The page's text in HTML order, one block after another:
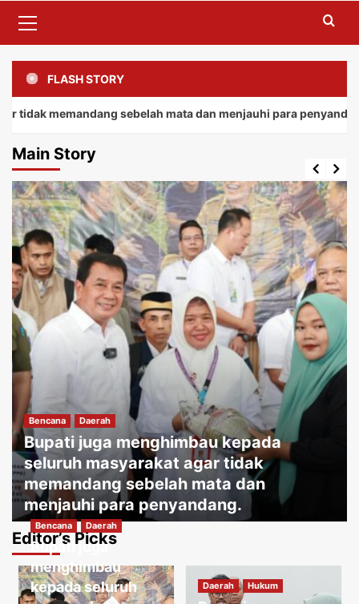
Menu
FLASH STORY
sebelah mata dan menjauhi para penyandang.
Main Story
Bencana Daerah
Bupati juga menghimbau kepada
seluruh masyarakat agar tidak
memandang sebelah mata dan
menjauhi para penyandang.
Jakartakoma Agustus 8, 2026
Editor’s Picks
Bencana Daerah
Bupati juga
menghimbau
kepada seluruh
Daerah Hukum
3
Daerah
Warga menguatirkan jika kabel jatuh
ketanah, membahayakan penduduk
sekitar.